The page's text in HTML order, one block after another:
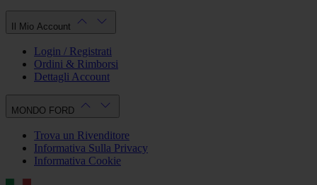
Il Mio Account
Login / Registrati
Ordini & Rimborsi
Dettagli Account
MONDO FORD
Trova un Rivenditore
Informativa Sulla Privacy
Informativa Cookie